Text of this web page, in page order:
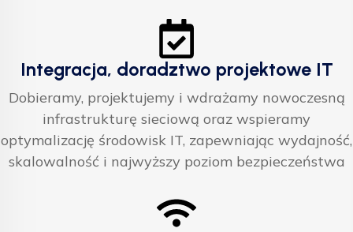
Integracja, doradztwo projektowe IT
Dobieramy, projektujemy i wdrażamy nowoczesną
infrastrukturę sieciową oraz wspieramy
optymalizację środowisk IT, zapewniając wydajność,
skalowalność i najwyższy poziom bezpieczeństwa